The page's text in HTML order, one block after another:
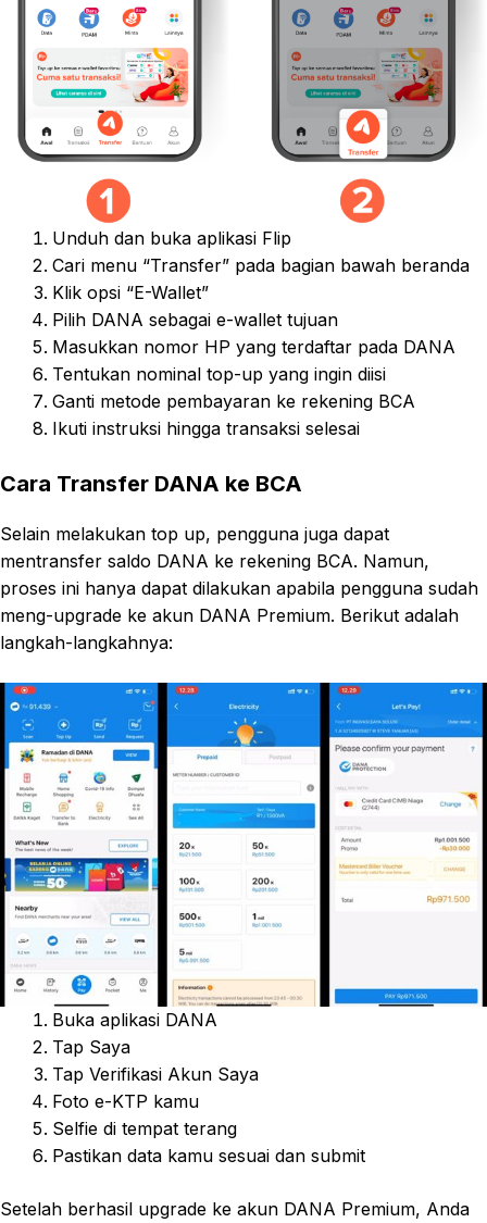
Unduh dan buka aplikasi Flip
Cari menu “Transfer” pada bagian bawah beranda
Klik opsi “E-Wallet”
Pilih DANA sebagai e-wallet tujuan
Masukkan nomor HP yang terdaftar pada DANA
Tentukan nominal top-up yang ingin diisi
Ganti metode pembayaran ke rekening BCA
Ikuti instruksi hingga transaksi selesai
Cara Transfer DANA ke BCA
Selain melakukan top up, pengguna juga dapat
mentransfer saldo DANA ke rekening BCA. Namun,
proses ini hanya dapat dilakukan apabila pengguna sudah
meng-upgrade ke akun DANA Premium. Berikut adalah
langkah-langkahnya:
Buka aplikasi DANA
Tap Saya
Tap Verifikasi Akun Saya
Foto e-KTP kamu
Selfie di tempat terang
Pastikan data kamu sesuai dan submit
Setelah berhasil upgrade ke akun DANA Premium, Anda